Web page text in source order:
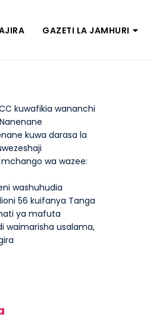
GAZETI LA JAMHURI
kuwafikia wananchi
kuwa darasa la
wa wazee:
washuhudia
56 kuifanya Tanga
ya mafuta
waimarisha usalama,